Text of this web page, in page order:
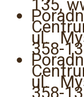
135,
ul.
358-
ul.
358-